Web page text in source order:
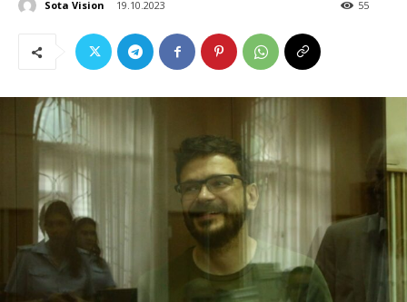
Sota Vision 19.10.2023 55